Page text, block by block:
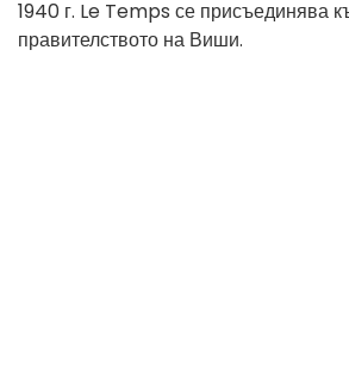
1940 г. Le Temps се присъединява
правителството на Виши.